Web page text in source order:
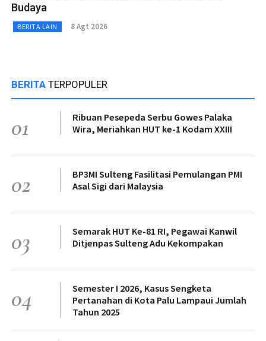
Budaya
BERITA LAIN 8 Agt 2026
BERITA TERPOPULER
01
Ribuan Pesepeda Serbu Gowes Palaka
Wira, Meriahkan HUT ke-1 Kodam XXIII
02
BP3MI Sulteng Fasilitasi Pemulangan PMI
Asal Sigi dari Malaysia
03
Semarak HUT Ke-81 RI, Pegawai Kanwil
Ditjenpas Sulteng Adu Kekompakan
04
Semester I 2026, Kasus Sengketa
Pertanahan di Kota Palu Lampaui Jumlah
Tahun 2025